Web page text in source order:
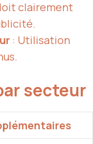
clairement
: Utilisation
secteur